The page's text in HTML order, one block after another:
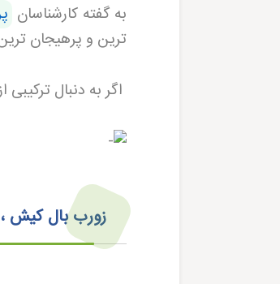
به گفته کارشناسان
ترین و پرهیجان
اگر به دنبال
زورب بال کیش